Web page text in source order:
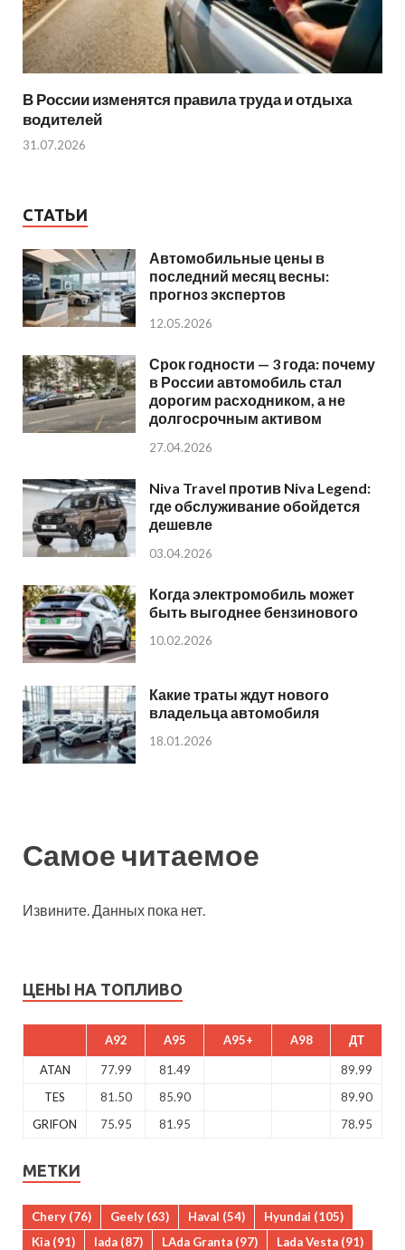
В России изменятся правила труда и отдыха
водителей
31.07.2026
СТАТЬИ
Автомобильные цены в
последний месяц весны:
прогноз экспертов
12.05.2026
Срок годности — 3 года: почему
в России автомобиль стал
дорогим расходником, а не
долгосрочным активом
27.04.2026
Niva Travel против Niva Legend:
где обслуживание обойдется
дешевле
03.04.2026
Когда электромобиль может
быть выгоднее бензинового
10.02.2026
Какие траты ждут нового
владельца автомобиля
18.01.2026
Самое читаемое
Извините. Данных пока нет.
ЦЕНЫ НА ТОПЛИВО
A92 A95 A95+ A98 ДТ
ATAN 77.99 81.49
89.99
TES
81.50 85.90
89.90
GRIFON
75.95 81.95 78.95
МЕТКИ
Chery (76) Geely (63) Haval (54) Hyundai (105)
Kia (91) lada (87) LAda Granta (97) Lada Vesta (91)